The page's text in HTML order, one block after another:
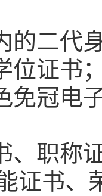
二代身
证书
冠电子
职称证
证书、